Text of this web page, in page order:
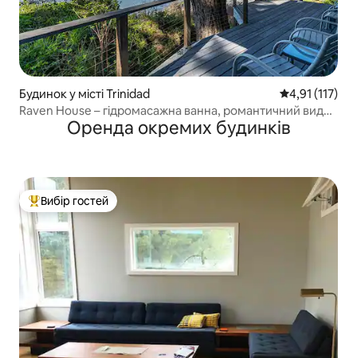
Будинок у місті Trinidad Середня
4,91 (117)
Raven House – гідромасажна ванна, романтичний вид
на океан!Оренда окремих будинків
Топ вибір гостей
Вибір гостей